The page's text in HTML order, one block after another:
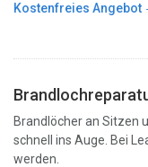
Kostenfreies Angebot
Brandlöcher an Sitzen
schnell ins Auge. Bei
werden.